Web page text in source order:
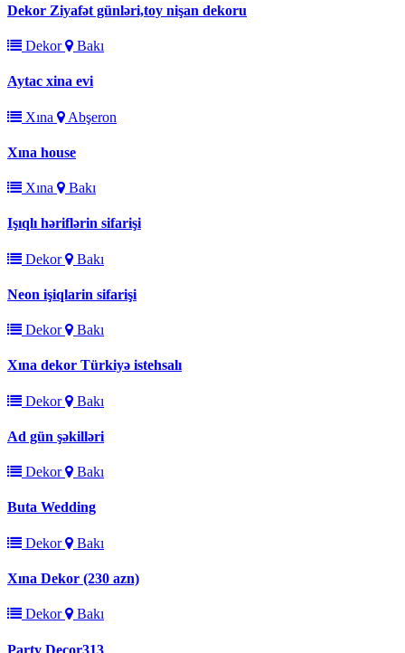
Dekor Ziyafət günləri,toy nişan dekoru
Dekor Bakı
Aytac xina evi
Xına Abşeron
Xına house
Xına Bakı
Işıqlı həriflərin sifarişi
Dekor Bakı
Neon işiqlarin sifarişi
Dekor Bakı
Xına dekor Türkiyə istehsalı
Dekor Bakı
Ad gün şəkilləri
Dekor Bakı
Buta Wedding
Dekor Bakı
Xına Dekor (230 azn)
Dekor Bakı
Party Decor313